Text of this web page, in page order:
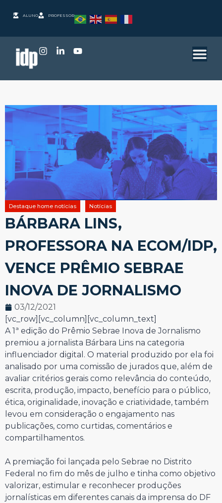
ALUNO PROFESSOR
Destaque home notícias Notícias
BÁRBARA LINS,
PROFESSORA NA ECOM/IDP,
VENCE PRÊMIO SEBRAE
INOVA DE JORNALISMO
03/12/2021
[vc_row][vc_column][vc_column_text]
A 1ª edição do Prêmio Sebrae Inova de Jornalismo
premiou a jornalista Bárbara Lins na categoria
influenciador digital. O material produzido por ela foi
analisado por uma comissão de jurados que, além de
avaliar critérios gerais como relevância do conteúdo,
escrita, produção, impacto, benefício para o público,
ética, originalidade, inovação e criatividade, também
levou em consideração o engajamento nas
publicações, como curtidas, comentários e
compartilhamentos.
A premiação foi lançada pelo Sebrae no Distrito
Federal no fim do mês de julho e tinha como objetivo
valorizar, estimular e reconhecer produções
jornalísticas em diferentes canais da imprensa do DF